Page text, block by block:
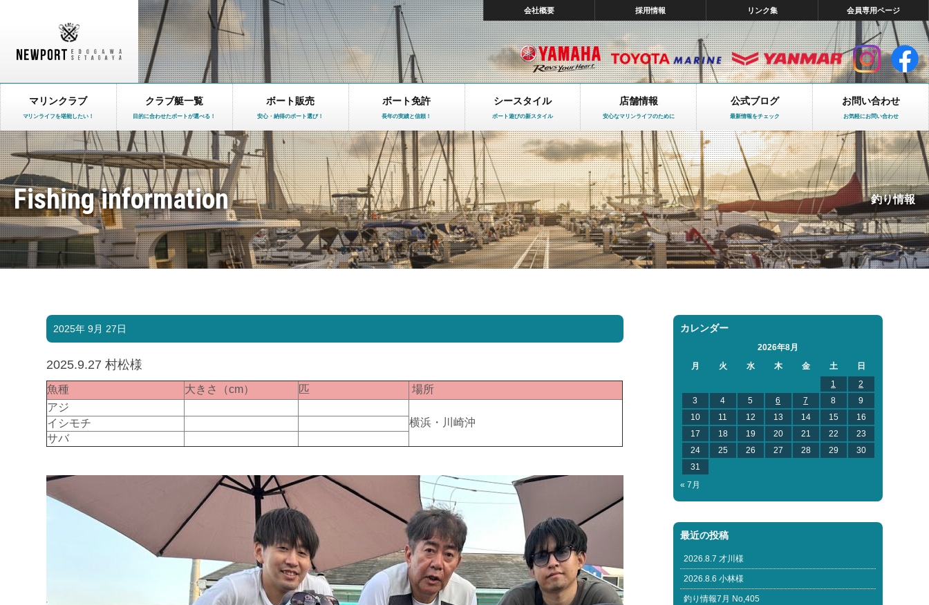
会社概要 採用情報 リンク集 会員専用ページ
マリンクラブ
マリンライフを堪能したい！
クラブ艇一覧
目的に合わせたボートが選べる！
ボート販売
安心・納得のボート選び！
ボート免許
長年の実績と信頼！
シースタイル
ボート遊びの新スタイル
店舗情報
安心なマリンライフのために
公式ブログ
最新情報をチェック
お問い合わせ
お気軽にお問い合わせ
Fishing information 釣り情報
2025年 9月 27日
2025.9.27 村松様
魚種 大きさ（cm） 匹
場所
アジ
横浜・川崎沖
イシモチ
サバ
カレンダー
2026年8月
月
火 水 木 金 土
日
1
2
3
4 5 6 7 8
9
10
11 12 13 14 15
16
17
18 19 20 21 22
23
24
25 26 27 28 29
30
31
« 7月
最近の投稿
2026.8.7 才川様
2026.8.6 小林様
釣り情報7月 No,405